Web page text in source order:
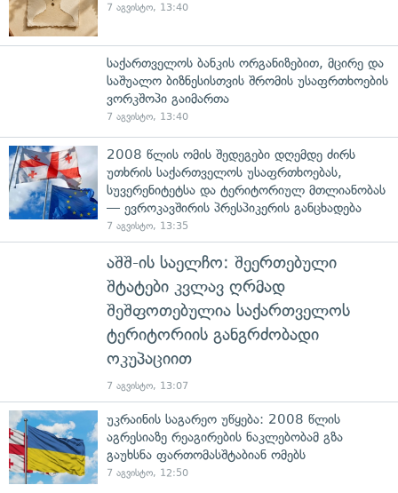
7 აგვისტო, 13:40
საქართველოს ბანკის ორგანიზებით, მცირე და
საშუალო ბიზნესისთვის შრომის უსაფრთხოების
ვორკშოპი გაიმართა
7 აგვისტო, 13:40
2008 წლის ომის შედეგები დღემდე ძირს
უთხრის საქართველოს უსაფრთხოებას,
სუვერენიტეტსა და ტერიტორიულ მთლიანობას
— ევროკავშირის პრესპიკერის განცხადება
7 აგვისტო, 13:35
აშშ-ის საელჩო: შეერთებული
შტატები კვლავ ღრმად
შეშფოთებულია საქართველოს
ტერიტორიის განგრძობადი
ოკუპაციით
7 აგვისტო, 13:07
უკრაინის საგარეო უწყება: 2008 წლის
აგრესიაზე რეაგირების ნაკლებობამ გზა
გაუხსნა ფართომასშტაბიან ომებს
7 აგვისტო, 12:50